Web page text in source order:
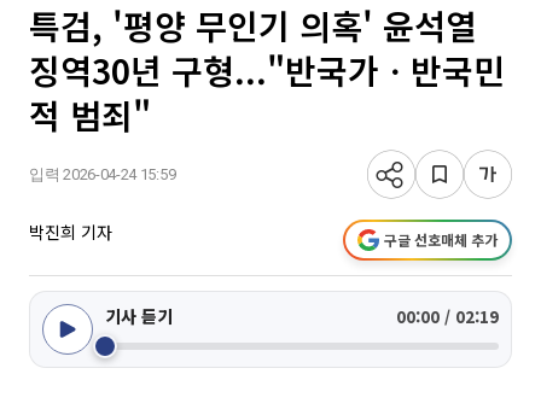
특검, '평양 무인기 의혹' 윤석열
징역30년 구형..."반국가ㆍ반국민
적 범죄"
입력 2026-04-24 15:59
박진희 기자 구글 선호매체 추가
기사 듣기 00:00 / 02:19